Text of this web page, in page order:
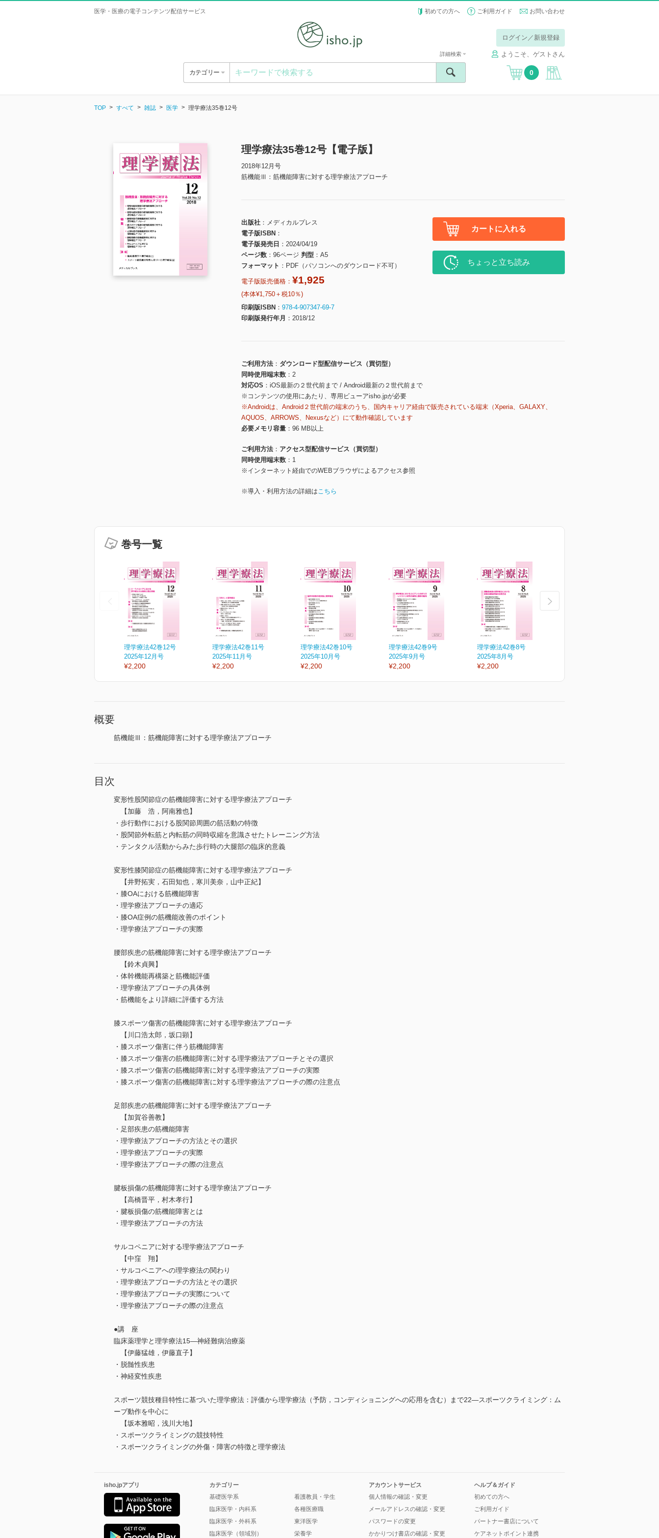
医学・医療の電子コンテンツ配信サービス 初めての方へ ご利用ガイド お問い合わせ
ログイン／新規登録
ようこそ、ゲストさん
カテゴリー
詳細検索
0
TOP すべて 雑誌 医学 理学療法35巻12号
理学療法35巻12号【電子版】
2018年12月号
筋機能Ⅲ：筋機能障害に対する理学療法アプローチ
出版社
メディカルプレス
電子版ISBN
電子版発売日
2024/04/19
ページ数
96ページ 判型
A5
フォーマット
PDF（パソコンへのダウンロード不可）
電子版販売価格： ¥1,925
(本体¥1,750＋税10％)
印刷版ISBN
978-4-907347-69-7
印刷版発行年月
2018/12
カートに入れる
ちょっと立ち読み
ご利用方法
ダウンロード型配信サービス（買切型）
同時使用端末数
2
対応OS
iOS最新の２世代前まで / Android最新の２世代前まで
※コンテンツの使用にあたり、専用ビューアisho.jpが必要
※Androidは、Android２世代前の端末のうち、国内キャリア経由で販売されている端末（Xperia、GALAXY、
AQUOS、ARROWS、Nexusなど）にて動作確認しています
必要メモリ容量
96 MB以上
ご利用方法
アクセス型配信サービス（買切型）
同時使用端末数
1
※インターネット経由でのWEBブラウザによるアクセス参照
※導入・利用方法の詳細はこちら
巻号一覧
理学療法42巻12号
2025年12月号
¥2,200
理学療法42巻11号
2025年11月号
¥2,200
理学療法42巻10号
2025年10月号
¥2,200
理学療法42巻9号
2025年9月号
¥2,200
理学療法42巻8号
2025年8月号
¥2,200
概要
筋機能Ⅲ：筋機能障害に対する理学療法アプローチ
目次
変形性股関節症の筋機能障害に対する理学療法アプローチ
【加藤 浩，阿南雅也】
・歩行動作における股関節周囲の筋活動の特徴
・股関節外転筋と内転筋の同時収縮を意識させたトレーニング方法
・テンタクル活動からみた歩行時の大腿部の臨床的意義
変形性膝関節症の筋機能障害に対する理学療法アプローチ
【井野拓実，石田知也，寒川美奈，山中正紀】
・膝OAにおける筋機能障害
・理学療法アプローチの適応
・膝OA症例の筋機能改善のポイント
・理学療法アプローチの実際
腰部疾患の筋機能障害に対する理学療法アプローチ
【鈴木貞興】
・体幹機能再構築と筋機能評価
・理学療法アプローチの具体例
・筋機能をより詳細に評価する方法
膝スポーツ傷害の筋機能障害に対する理学療法アプローチ
【川口浩太郎，坂口顕】
・膝スポーツ傷害に伴う筋機能障害
・膝スポーツ傷害の筋機能障害に対する理学療法アプローチとその選択
・膝スポーツ傷害の筋機能障害に対する理学療法アプローチの実際
・膝スポーツ傷害の筋機能障害に対する理学療法アプローチの際の注意点
足部疾患の筋機能障害に対する理学療法アプローチ
【加賀谷善教】
・足部疾患の筋機能障害
・理学療法アプローチの方法とその選択
・理学療法アプローチの実際
・理学療法アプローチの際の注意点
腱板損傷の筋機能障害に対する理学療法アプローチ
【高橋晋平，村木孝行】
・腱板損傷の筋機能障害とは
・理学療法アプローチの方法
サルコペニアに対する理学療法アプローチ
【中窪 翔】
・サルコペニアへの理学療法の関わり
・理学療法アプローチの方法とその選択
・理学療法アプローチの実際について
・理学療法アプローチの際の注意点
●講 座
臨床薬理学と理学療法15―神経難病治療薬
【伊藤猛雄，伊藤直子】
・脱髄性疾患
・神経変性疾患
スポーツ競技種目特性に基づいた理学療法：評価から理学療法（予防，コンディショニングへの応用を含む）まで22―スポーツクライミング：ム
ーブ動作を中心に
【坂本雅昭，浅川大地】
・スポーツクライミングの競技特性
・スポーツクライミングの外傷・障害の特徴と理学療法
isho.jpアプリ
カテゴリー
基礎医学系
臨床医学・内科系
臨床医学・外科系
臨床医学（領域別）
看護教員・学生
各種医療職
東洋医学
栄養学
アカウントサービス
個人情報の確認・変更
メールアドレスの確認・変更
パスワードの変更
かかりつけ書店の確認・変更
ヘルプ＆ガイド
初めての方へ
ご利用ガイド
パートナー書店について
ケアネットポイント連携